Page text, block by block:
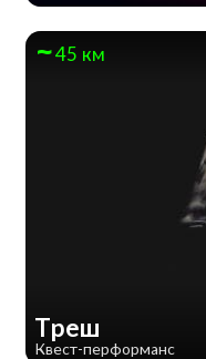
45 км
Треш
Квест-перформанс